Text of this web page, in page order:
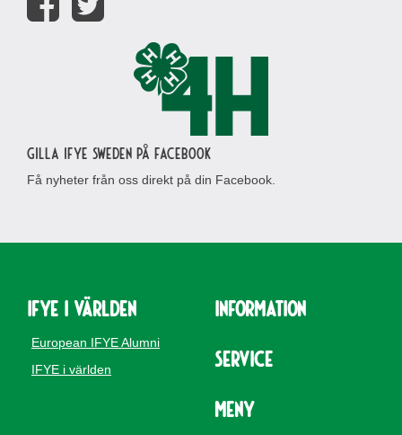
Gilla IFYE Sweden på Facebook
Få nyheter från oss direkt på din Facebook.
IFYE i världen
European IFYE Alumni
IFYE i världen
Information
Service
Meny